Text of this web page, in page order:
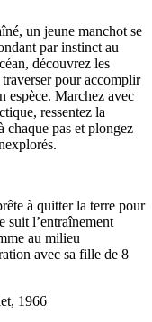
un jeune manchot se
par instinct au
découvrez les
pour accomplir
espèce. Marchez avec
ressentez la
chaque pas et plongez
à quitter la terre pour
suit l’entraînement
au milieu
avec sa fille de 8
1966